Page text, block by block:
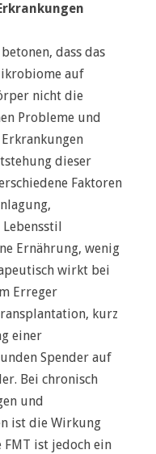
dass das
auf
nicht die
Probleme und
dieser
Faktoren
Ernährung, wenig
wirkt bei
Erreger
kurz
einer
Spender auf
Bei chronisch
und
ist die Wirkung
ist jedoch ein